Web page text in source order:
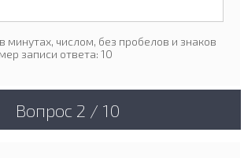
минутах, числом, без пробелов и знаков
записи ответа: 10
Вопрос 2 / 10